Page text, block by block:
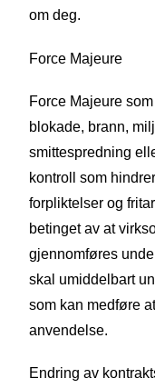
om deg.
Force Majeure
Force Majeure
blokade, brann,
smittespredning
kontroll som
forpliktelser og
betinget av at
gjennomføres
skal umiddelbart
som kan medføre
anvendelse.
Endring av